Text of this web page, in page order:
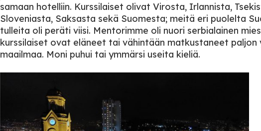
samaan hotelliin. Kurssilaiset olivat Virosta, Irlannista,
Sloveniasta, Saksasta sekä Suomesta; meitä eri puolelta
tulleita oli peräti viisi. Mentorimme oli nuori serbialainen
kurssilaiset ovat eläneet tai vähintään matkustaneet paljon
maailmaa. Moni puhui tai ymmärsi useita kieliä.